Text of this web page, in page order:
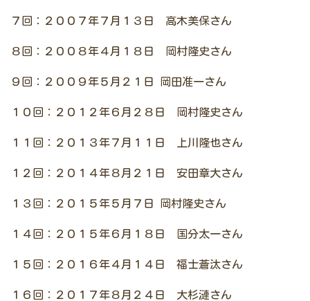
７回：２００７年７月１３日 高木美保さん
８回：２００８年４月１８日 岡村隆史さん
９回：２００９年５月２１日 岡田准一さん
１０回：２０１２年６月２８日 岡村隆史さん
１１回：２０１３年７月１１日 上川隆也さん
１２回：２０１４年８月２１日 安田章大さん
１３回：２０１５年５月７日 岡村隆史さん
１４回：２０１５年６月１８日 国分太一さん
１５回：２０１６年４月１４日 福士蒼汰さん
１６回：２０１７年８月２４日 大杉漣さん